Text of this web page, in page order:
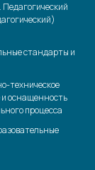
Педагогический
стандарты и
техническое
и оснащенность
процесса